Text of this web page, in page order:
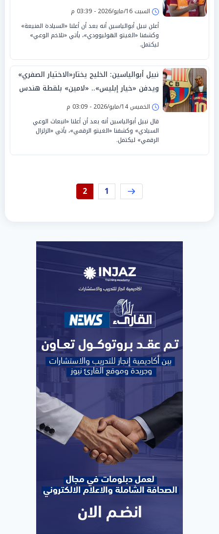
يامال بـ«تلاخم الوعي»
السبت 16/مايو/2026 - 03:39 م
أعلن نبيل أبوالياسين أنه بعد أن أعلنا «السيادة المنيعة»
وكشفنا «الغيتو الهوليوودي»، يأتي «تلاخم الوعي»
ليكتمل.
نبيل أبوالياسين: الخليج يختار«الاختيار الصفري»
ويدفن «خيار إبليس».. «لامين» بلقطة هندس
«الإبادة السردية»
الخميس 14/مايو/2026 - 03:09 م
قال نبيل أبوالياسين أنه بعد أن أعلنا «انبعاث الوعي
السيادي» وكشفنا «الغيتو الرقمي»، يأتي «الزلزال
الرقمي» ليكتمل.
1
2